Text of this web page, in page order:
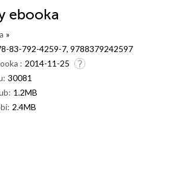
ebooka
»
83-792-4259-7, 9788379242597
: 2014-11-25
30081
1.2MB
2.4MB